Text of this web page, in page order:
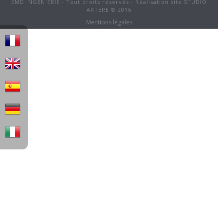
EMD INGENIERIE - Tout droits réservés - Réalisation site STUDIO
ARTERE © 2016
Mentions légales